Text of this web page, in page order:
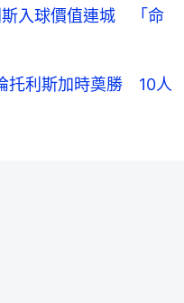
斯入球價值連城 「命
托利斯加時奠勝 10人